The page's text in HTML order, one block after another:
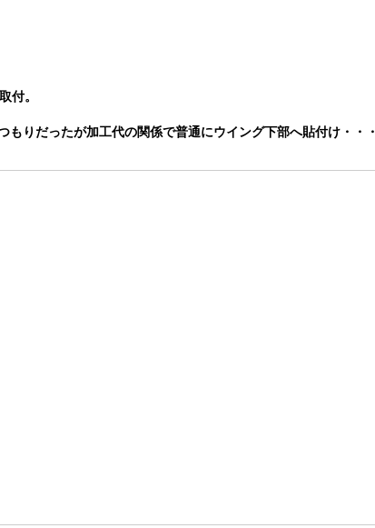
付。
もりだったが加工代の関係で普通にウイング下部へ貼付け・・・